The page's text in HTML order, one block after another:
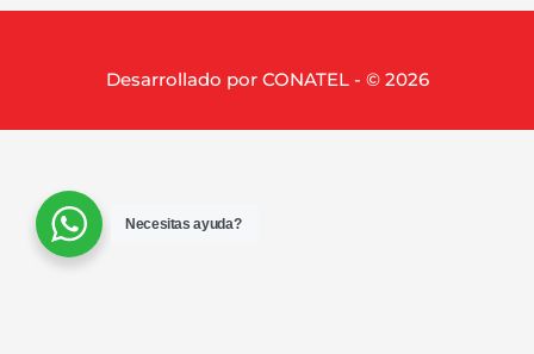
Desarrollado por CONATEL - © 2026
Necesitas ayuda?